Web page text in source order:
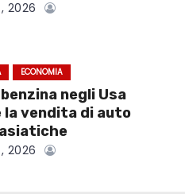
2026
ECONOMIA
negli Usa
la vendita di auto
2026